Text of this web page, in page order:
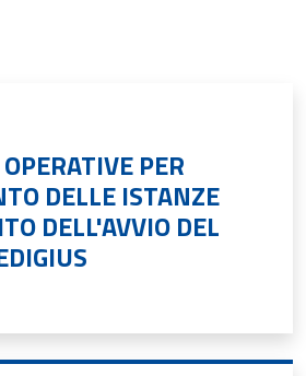
PER
DELLE ISTANZE
DELL'AVVIO DEL